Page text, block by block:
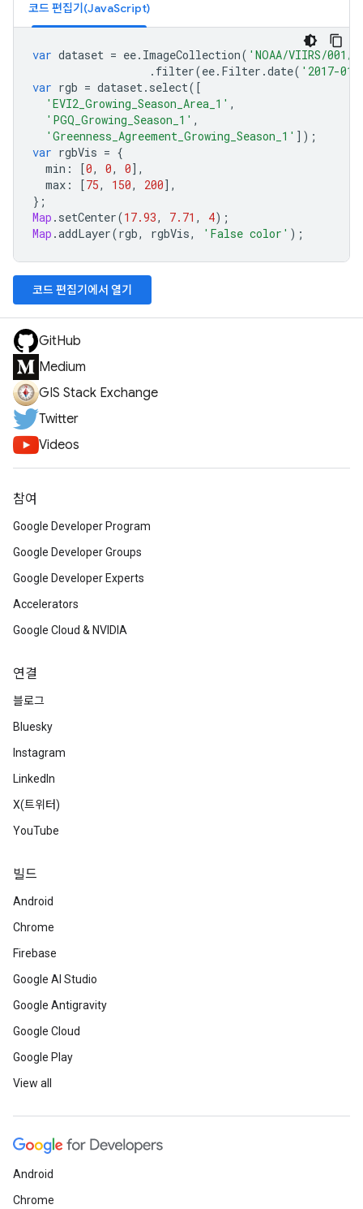
코드 편집기(JavaScript)
var dataset = ee. ImageCollection( 'NOAA/VIIRS/001/
. filter(ee. Filter .date( '2017-
var rgb = dataset. select([
'EVI2_Growing_Season_Area_1' ,
'PGQ_Growing_Season_1' ,
'Greenness_Agreement_Growing_Season_1' ]);
var rgbVis = {
min : [0, 0, 0],
max : [75, 150, 200],
};
Map . setCenter(17.93, 7.71 , 4);
Map .addLayer(rgb, rgbVis, 'False color' );
코드 편집기에서 열기
GitHub
Medium
GIS Stack Exchange
Twitter
Videos
참여
Google Developer Program
Google Developer Groups
Google Developer Experts
Accelerators
Google Cloud & NVIDIA
연결
블로그
Bluesky
Instagram
LinkedIn
X(트위터)
YouTube
빌드
Android
Chrome
Firebase
Google AI Studio
Google Antigravity
Google Cloud
Google Play
View all
Android
Chrome